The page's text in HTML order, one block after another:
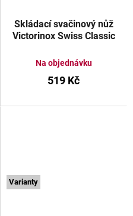
Skládací svačinový nůž
Victorinox Swiss Classic
červenýVICTORINOX
Na objednávku
519 Kč
Varianty